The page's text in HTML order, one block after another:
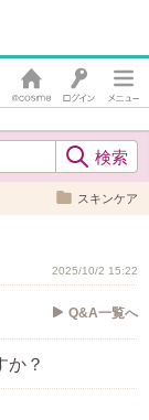
スキンケア
2025/10/2 15:22
Q&A一覧へ
か？